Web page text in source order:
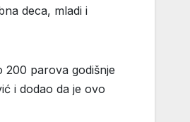
deca, mladi i
200 parova godišnje
i dodao da je ovo